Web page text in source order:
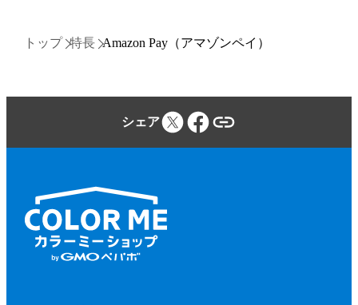
トップ 特長 Amazon Pay（アマゾンペイ）
シェア